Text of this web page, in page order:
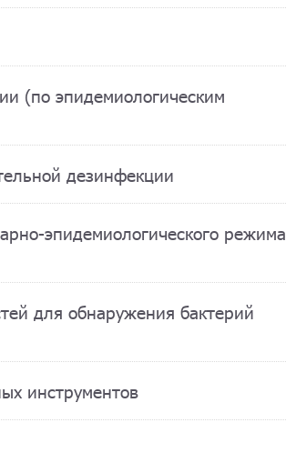
(по эпидемиологическим
дезинфекции
эпидемиологического режима
для обнаружения бактерий
инструментов